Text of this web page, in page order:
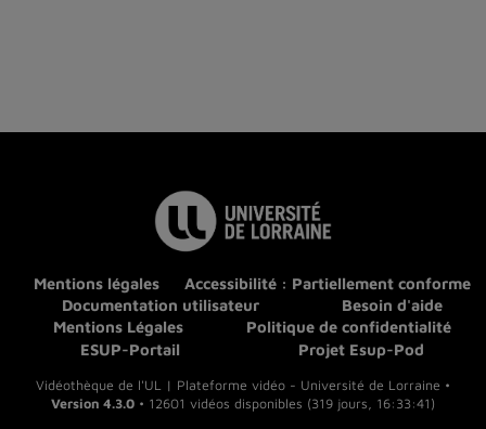
Mentions légales
Accessibilité : Partiellement conforme
Documentation utilisateur
Besoin d'aide
Mentions Légales
Politique de confidentialité
ESUP-Portail
Projet Esup-Pod
Vidéothèque de l'UL | Plateforme vidéo - Université de Lorraine •
Version 4.3.0 • 12601 vidéos disponibles (319 jours, 16:33:41)